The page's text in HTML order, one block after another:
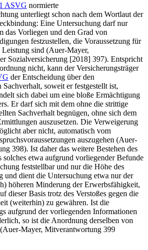
ASVG normierte
unterliegt schon nach dem Wortlaut der
Eine Untersuchung darf nur
das Vorliegen und den Grad von
festzustellen, die Voraussetzung für
Leistung sind (Auer-Mayer,
Sozialversicherung [2018] 397). Entspricht
nicht, kann der Versicherungsträger
der Entscheidung über den
Sachverhalt, soweit er festgestellt ist,
sich dabei um eine bloße Ermächtigung
Er darf sich mit dem ohne die strittige
Sachverhalt begnügen, ohne sich dem
auszusetzen. Die Verweigerung
aber nicht, automatisch vom
auszugehen (Auer-
398). Ist daher das weitere Bestehen des
solches etwa aufgrund vorliegender Befunde
feststellbar und nur die Höhe des
und dient die Untersuchung etwa nur der
höheren Minderung der Erwerbsfähigkeit,
dieser Basis trotz des Verstoßes gegen die
(weiterhin) zu gewähren. Ist die
aufgrund der vorliegenden Informationen
so ist die Anordnung derselben von
Auer-Mayer, Mitverantwortung 399